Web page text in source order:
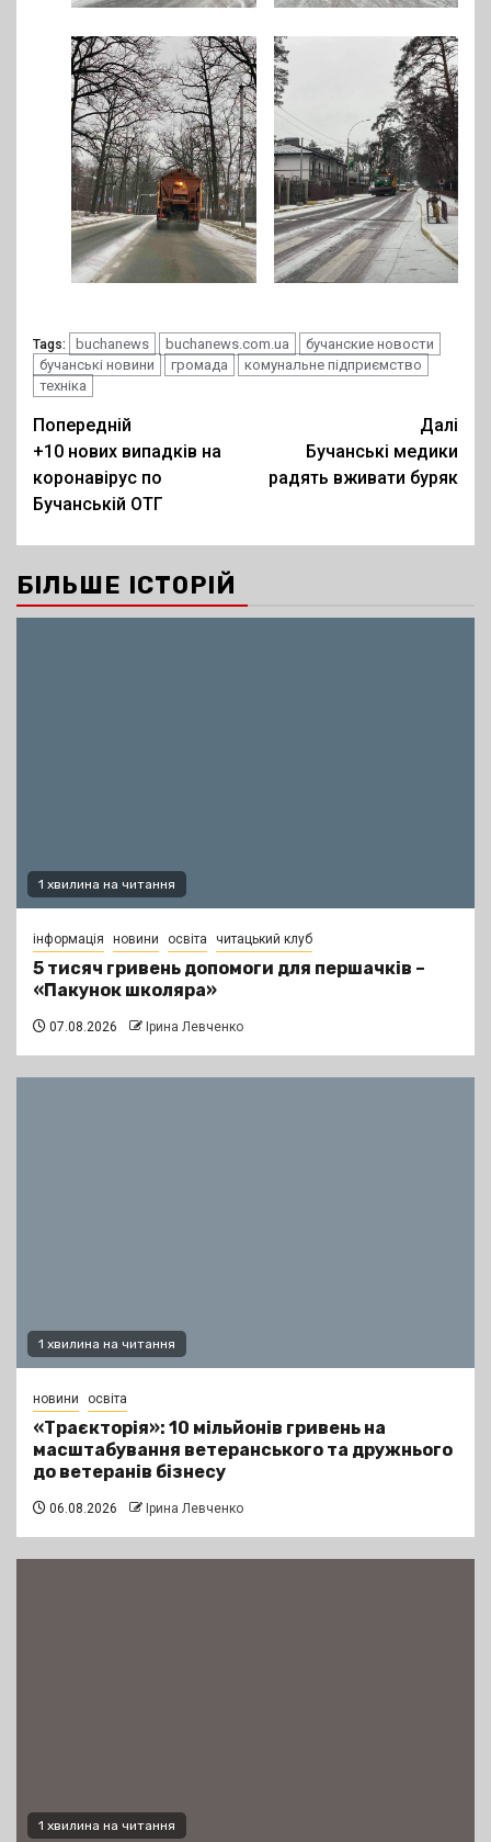
Tags: buchanews buchanews.com.ua
бучанские новости
бучанські новини
громада
комунальне підприємство
техніка
Post
navigation
Попередній
+10 нових випадків на
коронавірус по
Бучанській ОТГ
Далі
Бучанські медики
радять вживати буряк
БІЛЬШЕ ІСТОРІЙ
1 хвилина на читання
інформація новини освіта читацький клуб
5 тисяч гривень допомоги для першачків –
«Пакунок школяра»
07.08.2026 Ірина Левченко
1 хвилина на читання
новини освіта
«Траєкторія»: 10 мільйонів гривень на
масштабування ветеранського та дружнього
до ветеранів бізнесу
06.08.2026 Ірина Левченко
1 хвилина на читання